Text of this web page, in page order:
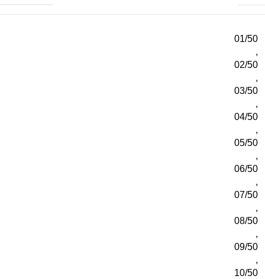
01/50
,
02/50
,
03/50
,
04/50
,
05/50
,
06/50
,
07/50
,
08/50
,
09/50
,
10/50